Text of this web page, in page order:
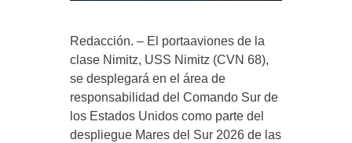
Redacción. – El portaaviones de la
clase Nimitz, USS Nimitz (CVN 68),
se desplegará en el área de
responsabilidad del Comando Sur de
los Estados Unidos como parte del
despliegue Mares del Sur 2026 de las